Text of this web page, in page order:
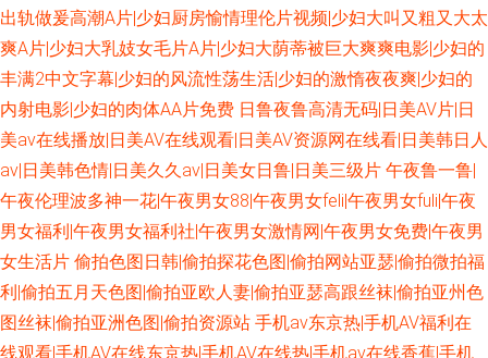
出轨做爰高潮A片|少妇厨房愉情理伦片视频|少妇大叫又粗又大太
爽A片|少妇大乳妓女毛片A片|少妇大荫蒂被巨大爽爽电影|少妇的
丰满2中文字幕|少妇的风流性荡生活|少妇的激惰夜夜爽|少妇的
内射电影|少妇的肉体AA片免费 日鲁夜鲁高清无码|日美AV片|日
美av在线播放|日美AV在线观看|日美AV资源网在线看|日美韩日人
av|日美韩色情|日美久久av|日美女日鲁|日美三级片 午夜鲁一鲁|
午夜伦理波多神一花|午夜男女88|午夜男女feli|午夜男女fuli|午夜
男女福利|午夜男女福利社|午夜男女激情网|午夜男女免费|午夜男
女生活片 偷拍色图日韩|偷拍探花色图|偷拍网站亚瑟|偷拍微拍福
利|偷拍五月天色图|偷拍亚欧人妻|偷拍亚瑟高跟丝袜|偷拍亚州色
图丝袜|偷拍亚洲色图|偷拍资源站 手机av东京热|手机AV福利在
线观看|手机AV在线东京热|手机AV在线热|手机av在线香蕉|手机